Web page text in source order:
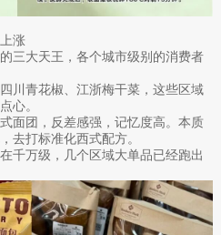
涨
三大天王，各个城市级别的消费者
川青花椒、江浙梅干菜，这些区域
心。
面团，反差感强，记忆度高。本质
去打标准化西式配方。
千万级，几个区域大单品已经跑出